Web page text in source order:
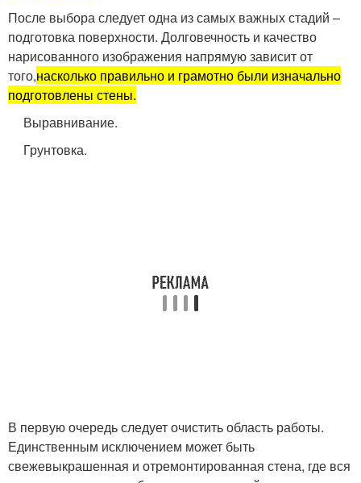
После выбора следует одна из самых важных стадий –
подготовка поверхности. Долговечность и качество
нарисованного изображения напрямую зависит от
того,насколько правильно и грамотно были изначально
подготовлены стены.
Выравнивание.
Грунтовка.
В первую очередь следует очистить область работы.
Единственным исключением может быть
свежевыкрашенная и отремонтированная стена, где вся